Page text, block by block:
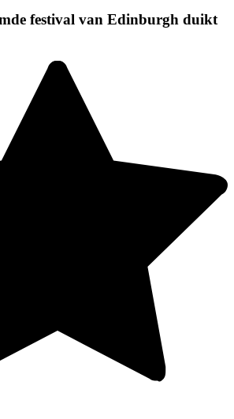
festival van Edinburgh duikt